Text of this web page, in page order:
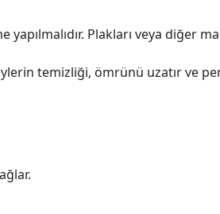
Plakları veya diğer
temizliği, ömrünü uzatır ve